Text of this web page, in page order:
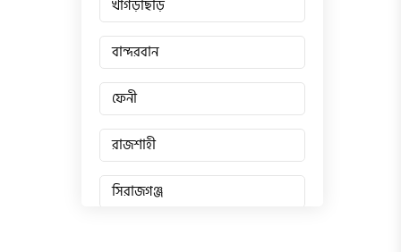
খাগড়াছড়ি
বান্দরবান
ফেনী
রাজশাহী
সিরাজগঞ্জ